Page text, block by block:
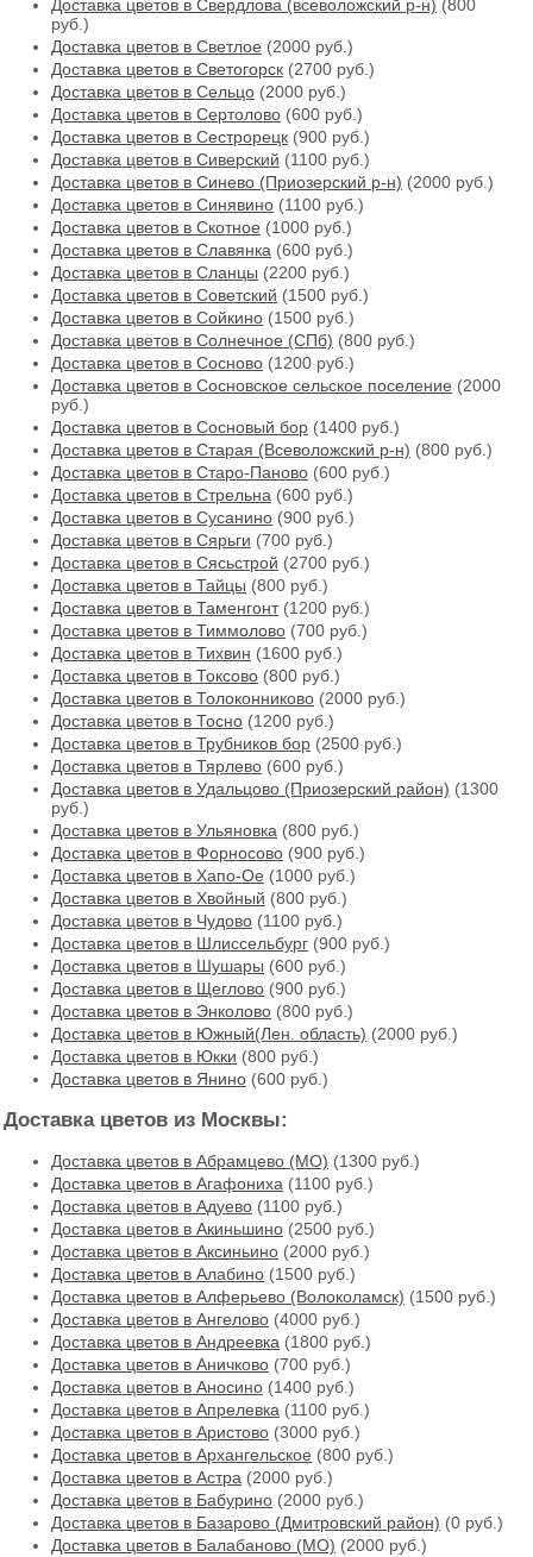
Доставка цветов в Свердлова (всеволожский р-н) (800
руб.)
Доставка цветов в Светлое (2000 руб.)
Доставка цветов в Светогорск (2700 руб.)
Доставка цветов в Сельцо (2000 руб.)
Доставка цветов в Сертолово (600 руб.)
Доставка цветов в Сестрорецк (900 руб.)
Доставка цветов в Сиверский (1100 руб.)
Доставка цветов в Синево (Приозерский р-н) (2000 руб.)
Доставка цветов в Синявино (1100 руб.)
Доставка цветов в Скотное (1000 руб.)
Доставка цветов в Славянка (600 руб.)
Доставка цветов в Сланцы (2200 руб.)
Доставка цветов в Советский (1500 руб.)
Доставка цветов в Сойкино (1500 руб.)
Доставка цветов в Солнечное (СПб) (800 руб.)
Доставка цветов в Сосново (1200 руб.)
Доставка цветов в Сосновское сельское поселение (2000
руб.)
Доставка цветов в Сосновый бор (1400 руб.)
Доставка цветов в Старая (Всеволожский р-н) (800 руб.)
Доставка цветов в Старо-Паново (600 руб.)
Доставка цветов в Стрельна (600 руб.)
Доставка цветов в Сусанино (900 руб.)
Доставка цветов в Сярьги (700 руб.)
Доставка цветов в Сясьстрой (2700 руб.)
Доставка цветов в Тайцы (800 руб.)
Доставка цветов в Таменгонт(1200 руб.)
Доставка цветов в Тиммолово (700 руб.)
Доставка цветов в Тихвин (1600 руб.)
Доставка цветов в Токсово (800 руб.)
Доставка цветов в Толоконниково (2000 руб.)
Доставка цветов в Тосно (1200 руб.)
Доставка цветов в Трубников бор (2500 руб.)
Доставка цветов в Тярлево (600 руб.)
Доставка цветов в Удальцово (Приозерский район) (1300
руб.)
Доставка цветов в Ульяновка (800 руб.)
Доставка цветов в Форносово (900 руб.)
Доставка цветов в Хапо-Ое (1000 руб.)
Доставка цветов в Хвойный (800 руб.)
Доставка цветов в Чудово (1100 руб.)
Доставка цветов в Шлиссельбург (900 руб.)
Доставка цветов в Шушары (600 руб.)
Доставка цветов в Щеглово (900 руб.)
Доставка цветов в Энколово (800 руб.)
Доставка цветов в Южный(Лен. область) (2000 руб.)
Доставка цветов в Юкки (800 руб.)
Доставка цветов в Янино (600 руб.)
Доставка цветов из Москвы:
Доставка цветов в Абрамцево (МО) (1300 руб.)
Доставка цветов в Агафониха (1100 руб.)
Доставка цветов в Адуево (1100 руб.)
Доставка цветов в Акиньшино (2500 руб.)
Доставка цветов в Аксиньино (2000 руб.)
Доставка цветов в Алабино (1500 руб.)
Доставка цветов в Алферьево (Волоколамск) (1500 руб.)
Доставка цветов в Ангелово (4000 руб.)
Доставка цветов в Андреевка (1800 руб.)
Доставка цветов в Аничково (700 руб.)
Доставка цветов в Аносино (1400 руб.)
Доставка цветов в Апрелевка (1100 руб.)
Доставка цветов в Аристово (3000 руб.)
Доставка цветов в Архангельское (800 руб.)
Доставка цветов в Астра (2000 руб.)
Доставка цветов в Бабурино (2000 руб.)
Доставка цветов в Базарово (Дмитровский район) (0 руб.)
Доставка цветов в Балабаново (МО) (2000 руб.)